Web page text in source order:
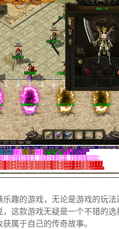
乐趣的游戏，无论是游戏的玩
这款游戏无疑是一个不错的
属于自己的传奇故事。